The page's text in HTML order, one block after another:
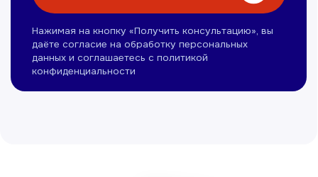
Врач УЗД
Вт, Чт, Сб с 14:00 до 19:00